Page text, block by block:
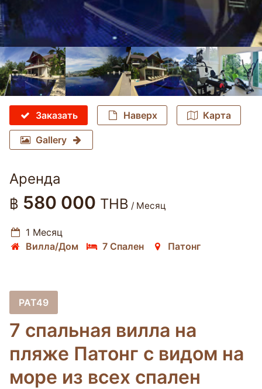
Заказать Наверх Карта
Gallery
Аренда
฿ 580 000 THB / Месяц
1 Месяц
Вилла/Дом
7 Спален Патонг
PAT49
7 спальная вилла на
пляже Патонг с видом на
море из всех спален